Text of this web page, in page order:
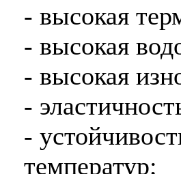
- высокая
- высокая
- высокая
-
-
температур;